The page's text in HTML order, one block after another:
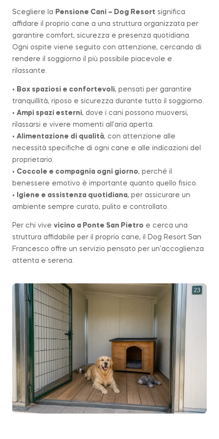
Scegliere la Pensione Cani – Dog Resort significa
affidare il proprio cane a una struttura organizzata per
garantire comfort, sicurezza e presenza quotidiana.
Ogni ospite viene seguito con attenzione, cercando di
rendere il soggiorno il più possibile piacevole e
rilassante.
• Box spaziosi e confortevoli, pensati per garantire
tranquillità, riposo e sicurezza durante tutto il soggiorno.
• Ampi spazi esterni, dove i cani possono muoversi,
rilassarsi e vivere momenti all’aria aperta.
• Alimentazione di qualità, con attenzione alle
necessità specifiche di ogni cane e alle indicazioni del
proprietario.
• Coccole e compagnia ogni giorno, perché il
benessere emotivo è importante quanto quello fisico.
•
Igiene e assistenza quotidiana, per assicurare un
ambiente sempre curato, pulito e controllato.
Per chi vive vicino a Ponte San Pietro e cerca una
struttura affidabile per il proprio cane, il Dog Resort San
Francesco offre un servizio pensato per un’accoglienza
attenta e serena.